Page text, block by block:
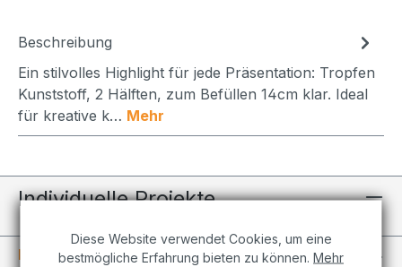
Beschreibung
Ein stilvolles Highlight für jede Präsentation: Tropfen
Kunststoff, 2 Hälften, zum Befüllen 14cm klar. Ideal
für kreative k… Mehr
Individuelle Projekte
Informationen
Diese Website verwendet Cookies, um eine
bestmögliche Erfahrung bieten zu können. Mehr